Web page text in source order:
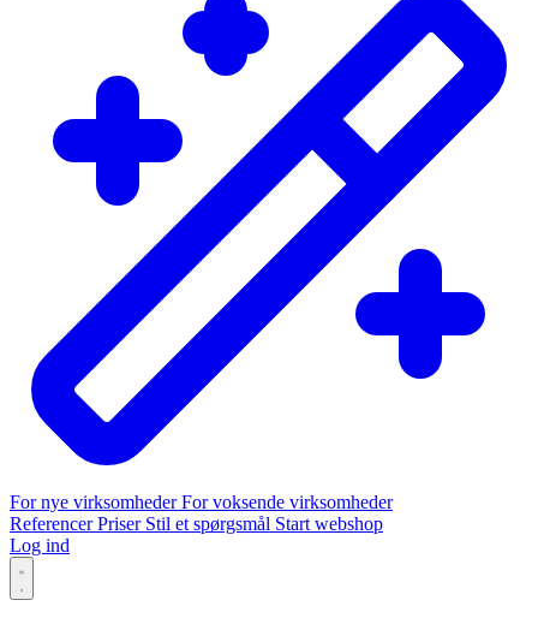
For nye virksomhederFor voksende virksomheder
ReferencerPriser Stil et spørgsmål Start webshop
Log ind